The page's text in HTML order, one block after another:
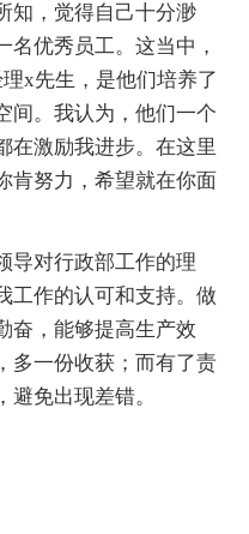
知，觉得自己十分渺
名优秀员工。这当中，
x先生，是他们培养了
间。我认为，他们一个
在激励我进步。在这里
肯努力，希望就在你面
导对行政部工作的理
工作的认可和支持。做
奋，能够提高生产效
多一份收获；而有了责
免出现差错。